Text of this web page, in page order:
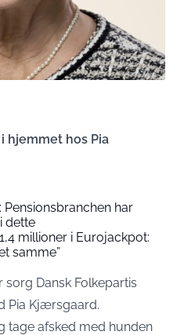
hjemmet hos Pia
har
dette
millioner i Eurojackpot:
samme”
Dansk Folkepartis
Pia Kjærsgaard.
tage afsked med hunden